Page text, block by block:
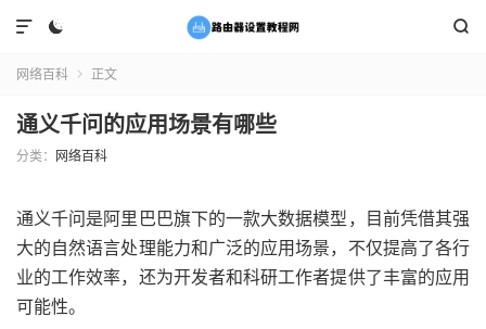
 

网络百科  正文
通义千问的应用场景有哪些
分类： 网络百科
通义千问是阿里巴巴旗下的一款大数据模型，目前凭借其强
大的自然语言处理能力和广泛的应用场景，不仅提高了各行
业的工作效率，还为开发者和科研工作者提供了丰富的应用
可能性。